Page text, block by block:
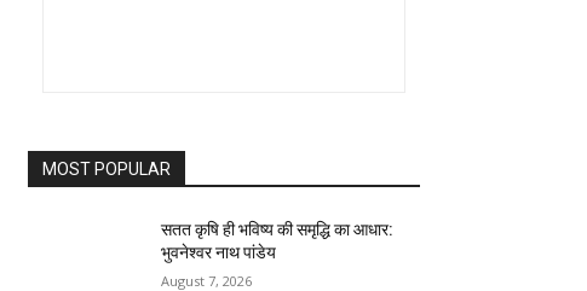
MOST POPULAR
सतत कृषि ही भविष्य की समृद्धि का आधार:
भुवनेश्वर नाथ पांडेय
August 7, 2026